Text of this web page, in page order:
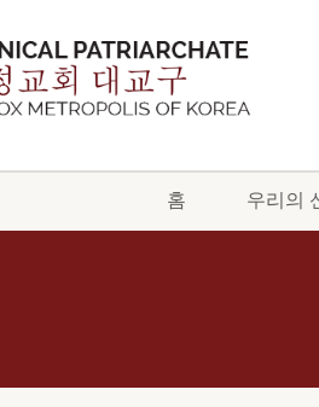
홈 우리의